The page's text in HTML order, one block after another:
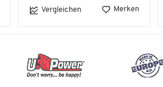
Vergleichen Merken